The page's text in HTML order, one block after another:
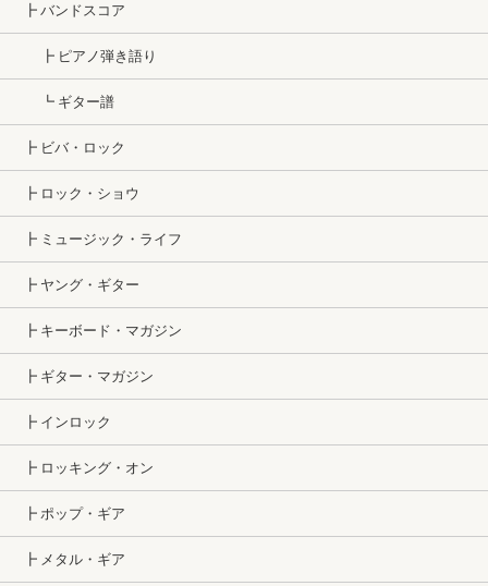
┣ バンドスコア
┣ ピアノ弾き語り
┗ ギター譜
┣ ビバ・ロック
┣ ロック・ショウ
┣ ミュージック・ライフ
┣ ヤング・ギター
┣ キーボード・マガジン
┣ ギター・マガジン
┣ インロック
┣ ロッキング・オン
┣ ポップ・ギア
┣ メタル・ギア